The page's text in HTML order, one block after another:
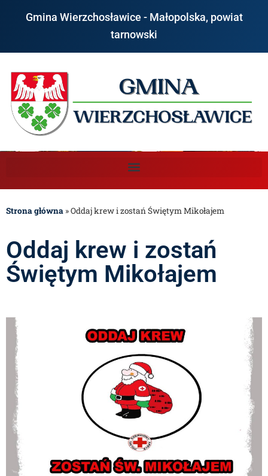
Gmina Wierzchosławice - Małopolska, powiat
tarnowski
Strona główna »Oddaj krew i zostań Świętym Mikołajem
Oddaj krew i zostań
Świętym Mikołajem